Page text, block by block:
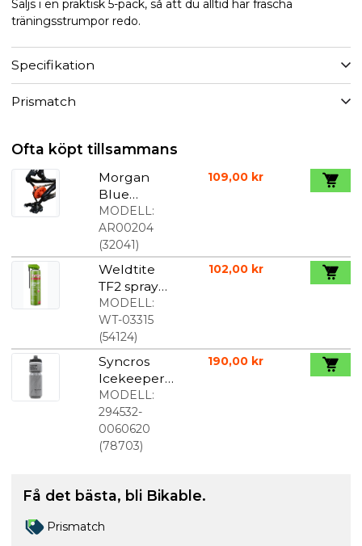
Säljs i en praktisk 5-pack, så att du alltid har fräscha
träningsstrumpor redo.
Specifikation
Prismatch
Ofta köpt tillsammans
Morgan
Blue
kedjehållar
e för thru
axle
MODELL:
AR00204
(32041)
109,00 kr
Weldtite
TF2 spray
med teflon
400 ml
Smart Cap
MODELL:
WT-03315
(54124)
102,00 kr
Syncros
Icekeeper
Isolerad
Vattenflask
a 600 ml
MODELL:
294532-
0060620
(78703)
190,00 kr
Få det bästa, bli Bikable.
Prismatch